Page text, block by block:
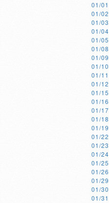
01/01
01/02
01/03
01/04
01/05
01/08
01/09
01/10
01/11
01/12
01/15
01/16
01/17
01/18
01/19
01/22
01/23
01/24
01/25
01/26
01/29
01/30
01/31